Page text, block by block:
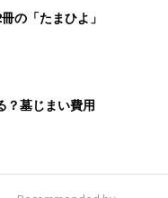
の「たまひよ」
？墓じまい費用